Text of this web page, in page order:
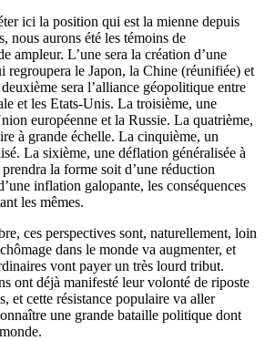
ici la position qui est la mienne depuis
nous aurons été les témoins de
ampleur. L’une sera la création d’une
regroupera le Japon, la Chine (réunifiée) et
sera l’alliance géopolitique entre
et les Etats-Unis. La troisième, une
européenne et la Russie. La quatrième,
à grande échelle. La cinquième, un
La sixième, une déflation généralisée à
la forme soit d’une réduction
inflation galopante, les conséquences
les mêmes.
ces perspectives sont, naturellement, loin
dans le monde va augmenter, et
vont payer un très lourd tribut.
ont déjà manifesté leur volonté de riposte
et cette résistance populaire va aller
une grande bataille politique dont